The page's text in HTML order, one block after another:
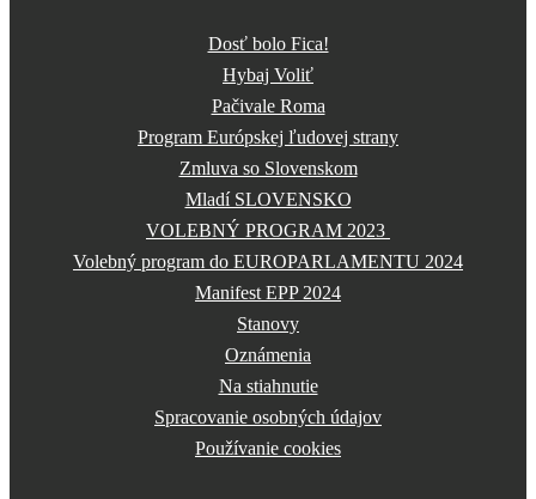
Dosť bolo Fica!
Hybaj Voliť
Pačivale Roma
Program Európskej ľudovej strany
Zmluva so Slovenskom
Mladí SLOVENSKO
VOLEBNÝ PROGRAM 2023
Volebný program do EUROPARLAMENTU 2024
Manifest EPP 2024
Stanovy
Oznámenia
Na stiahnutie
Spracovanie osobných údajov
Používanie cookies